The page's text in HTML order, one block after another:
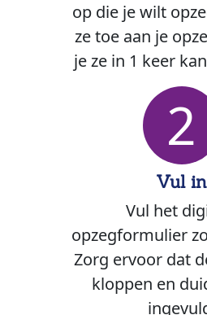
op die je wilt
ze toe aan je
je ze in 1 keer
2
Vul in
Vul het
opzegformulier
Zorg ervoor dat
kloppen en